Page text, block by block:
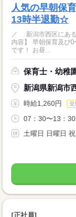
人気の早朝保
13時半退勤☆
／ 新潟市西区にある
内容】 早朝保育及び0〜2歳児
です！ お昼...
保育士・幼稚
新潟県新潟市
時給1,260円 交
07：30〜13：
土曜日 日曜日 祝
[正社員]